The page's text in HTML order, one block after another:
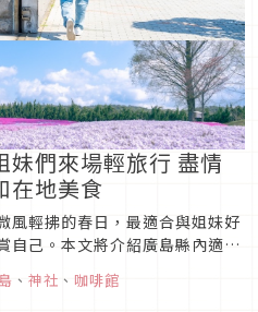
們來場輕旅行 盡情
在地美食
風輕拂的春日，最適合與姐妹好
自己。本文將介紹廣島縣內適合
田或水族館欣賞大自然及生物最
感受瀨戶內海的平靜，舒緩心
、 神社 、 咖啡館